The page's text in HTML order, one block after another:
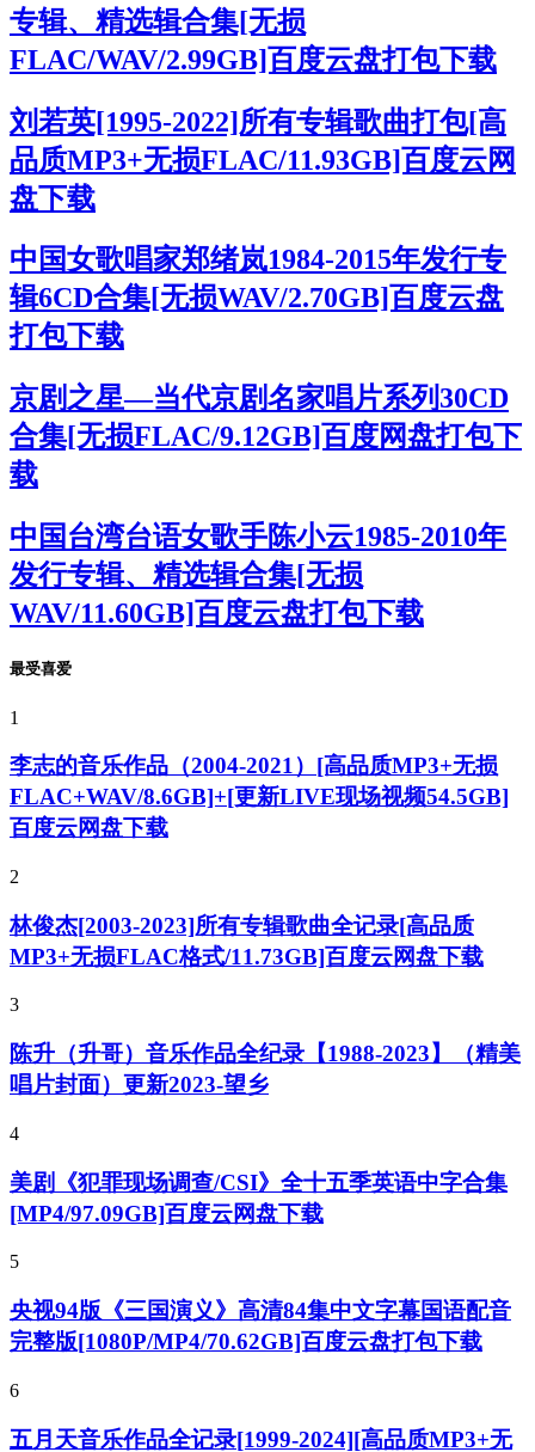
专辑、精选辑合集[无损
FLAC/WAV/2.99GB]百度云盘打包下载
刘若英[1995-2022]所有专辑歌曲打包[高
品质MP3+无损FLAC/11.93GB]百度云网
盘下载
中国女歌唱家郑绪岚1984-2015年发行专
辑6CD合集[无损WAV/2.70GB]百度云盘
打包下载
京剧之星—当代京剧名家唱片系列30CD
合集[无损FLAC/9.12GB]百度网盘打包下
载
中国台湾台语女歌手陈小云1985-2010年
发行专辑、精选辑合集[无损
WAV/11.60GB]百度云盘打包下载
最受喜爱
1
李志的音乐作品（2004-2021）[高品质MP3+无损
FLAC+WAV/8.6GB]+[更新LIVE现场视频54.5GB]
百度云网盘下载
2
林俊杰[2003-2023]所有专辑歌曲全记录[高品质
MP3+无损FLAC格式/11.73GB]百度云网盘下载
3
陈升（升哥）音乐作品全纪录【1988-2023】（精美
唱片封面）更新2023-望乡
4
美剧《犯罪现场调查/CSI》全十五季英语中字合集
[MP4/97.09GB]百度云网盘下载
5
央视94版《三国演义》高清84集中文字幕国语配音
完整版[1080P/MP4/70.62GB]百度云盘打包下载
6
五月天音乐作品全记录[1999-2024][高品质MP3+无